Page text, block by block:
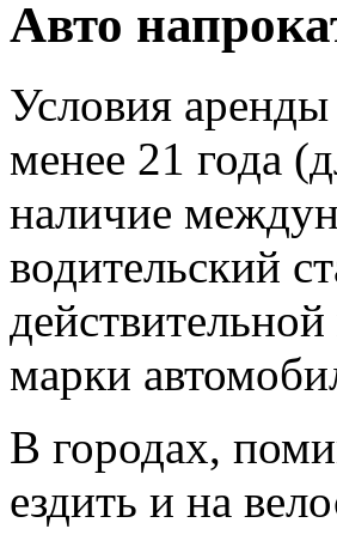
Авто
Условия
менее 21 года
наличие
водительский
марки
В городах,
ездить и на